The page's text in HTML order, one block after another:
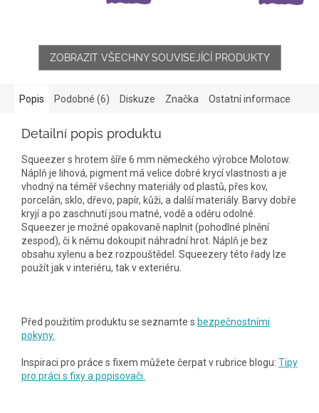
ZOBRAZIT VŠECHNY SOUVISEJÍCÍ PRODUKTY
Popis Podobné (6) Diskuze Značka Ostatní informace
Detailní popis produktu
Squeezer s hrotem šíře 6 mm německého výrobce Molotow.
Náplň je lihová, pigment má velice dobré krycí vlastnosti a je
vhodný na téměř všechny materiály od plastů, přes kov,
porcelán, sklo, dřevo, papír, kůži, a další materiály. Barvy dobře
kryjí a po zaschnutí jsou matné, vodě a oděru odolné.
Squeezer je možné opakovaně naplnit (pohodlné plnění
zespod), či k němu dokoupit náhradní hrot. Náplň je bez
obsahu xylenu a bez rozpouštědel. Squeezery této řady lze
použít jak v interiéru, tak v exteriéru.
Před použitím produktu se seznamte s bezpečnostními
pokyny.
Inspiraci pro práce s fixem můžete čerpat v rubrice blogu: Tipy
pro práci s fixy a popisovači.